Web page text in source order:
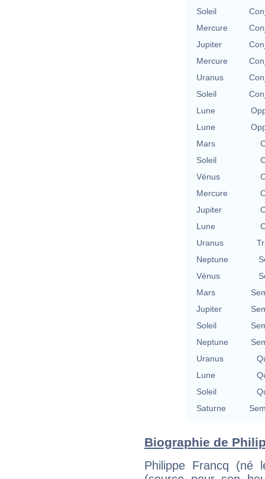
Soleil
Mercure
Jupiter
Mercure
Uranus
Soleil
Lune
Lune
Mars
Soleil
Vénus
Mercure
Jupiter
Lune
Uranus
Neptune
Vénus
Mars
Jupiter
Soleil
Neptune
Uranus
Lune
Soleil
Saturne
Biographie de
Philippe Francq (né